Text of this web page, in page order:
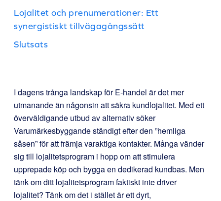
Lojalitet och prenumerationer: Ett
synergistiskt tillvägagångssätt
Slutsats
I dagens trånga landskap för E-handel är det mer
utmanande än någonsin att säkra kundlojalitet. Med ett
överväldigande utbud av alternativ söker
Varumärkesbyggande ständigt efter den ”hemliga
såsen” för att främja varaktiga kontakter. Många vänder
sig till lojalitetsprogram i hopp om att stimulera
upprepade köp och bygga en dedikerad kundbas. Men
tänk om ditt lojalitetsprogram faktiskt inte driver
lojalitet? Tänk om det i stället är ett dyrt,